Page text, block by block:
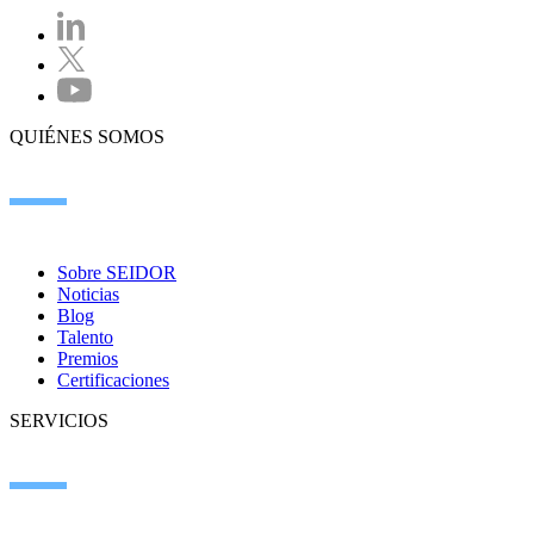
QUIÉNES SOMOS
Sobre SEIDOR
Noticias
Blog
Talento
Premios
Certificaciones
SERVICIOS